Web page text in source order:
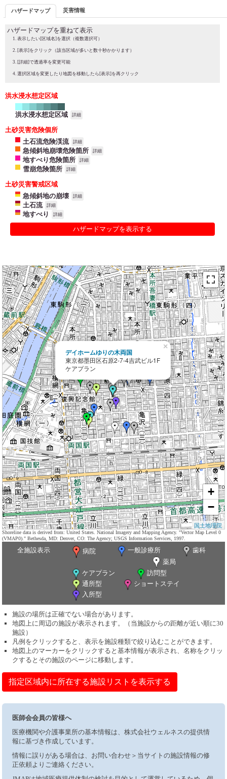
ハザードマップ 災害情報
ハザードマップを重ねて表示
表示したい[区域名]を選択（複数選択可）
[表示]をクリック（該当区域が多いと数十秒かかります）
[詳細]で透過率を変更可能
選択区域を変更したり地図を移動したら[表示]を再クリック
洪水浸水想定区域
洪水浸水想定区域 詳細
土砂災害危険個所
土石流危険渓流
詳細
急傾斜地崩壊危険箇所 詳細
地すべり危険箇所 詳細
雪崩危険箇所 詳細
土砂災害警戒区域
急傾斜地の崩壊
詳細
土石流 詳細
地すべり 詳細
ハザードマップを表示する
デイホームゆりの木両国
東京都墨田区石原2-7-4吉武ビル1F
ケアプラン
×
+
−
国土地理院
Shoreline data is derived from: United States. National Imagery and Mapping Agency. "Vector Map Level 0
(VMAP0)." Bethesda, MD: Denver, CO: The Agency; USGS Information Services, 1997.
全施設表示 病院 一般診療所
歯科
薬局
ケアプラン
訪問型
通所型
ショートステイ
入所型
施設の場所は正確でない場合があります。
地図上に周辺の施設が表示されます。（当施設からの距離が近い順に30
施設）
凡例をクリックすると、表示を施設種類で絞り込むことができます。
地図上のマーカーをクリックすると基本情報が表示され、名称をクリッ
クするとその施設のページに移動します。
指定区域内に所在する施設リストを表示する
医師会会員の皆様へ
医療機関や介護事業所の基本情報は、株式会社ウェルネスの提供情
報に基づき作成しています。
情報に誤りがある場合は、お問い合わせ＞当サイトの施設情報の修
正依頼よりご連絡ください。